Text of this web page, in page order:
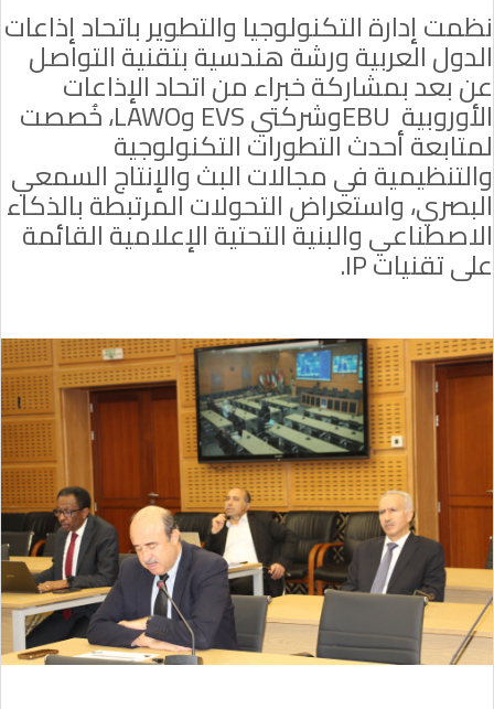
نظمت إدارة التكنولوجيا والتطوير باتحاد إذاعات
الدول العربية ورشة هندسية بتقنية التواصل
عن بعد بمشاركة خبراء من اتحاد الإذاعات
الأوروبية EBUوشركتيEVS وLAWO، خُصصت
لمتابعة أحدث التطورات التكنولوجية
والتنظيمية في مجالات البث والإنتاج السمعي
البصري، واستعراض التحولات المرتبطة بالذكاء
الاصطناعي والبنية التحتية الإعلامية القائمة
على تقنياتIP
.